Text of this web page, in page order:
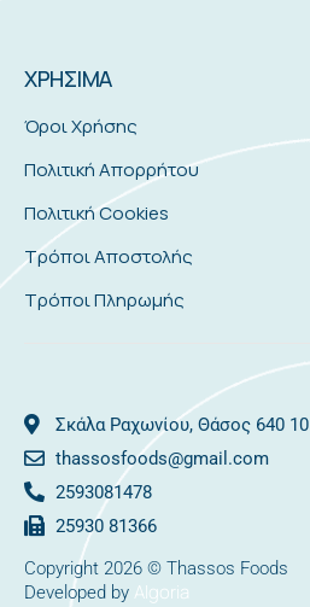
ΧΡΗΣΙΜΑ
Όροι Χρήσης
Πολιτική Απορρήτου
Πολιτική Cookies
Τρόποι Αποστολής
Τρόποι Πληρωμής
Σκάλα Ραχωνίου, Θάσος 640 10
thassosfoods@gmail.com
2593081478
25930 81366
Copyright 2026 © Thassos Foods
Developed by Algoria